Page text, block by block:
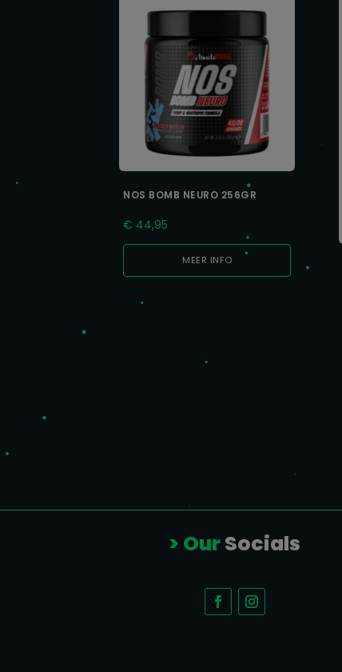
NOS BOMB NEURO 256GR
€ 44,95
MEER INFO
> OurSocials